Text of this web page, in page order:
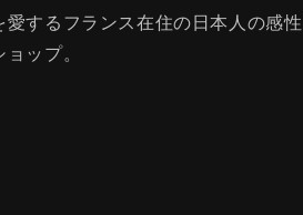
するフランス在住の日本人の感
ップ。